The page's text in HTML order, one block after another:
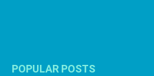
POPULAR POSTS